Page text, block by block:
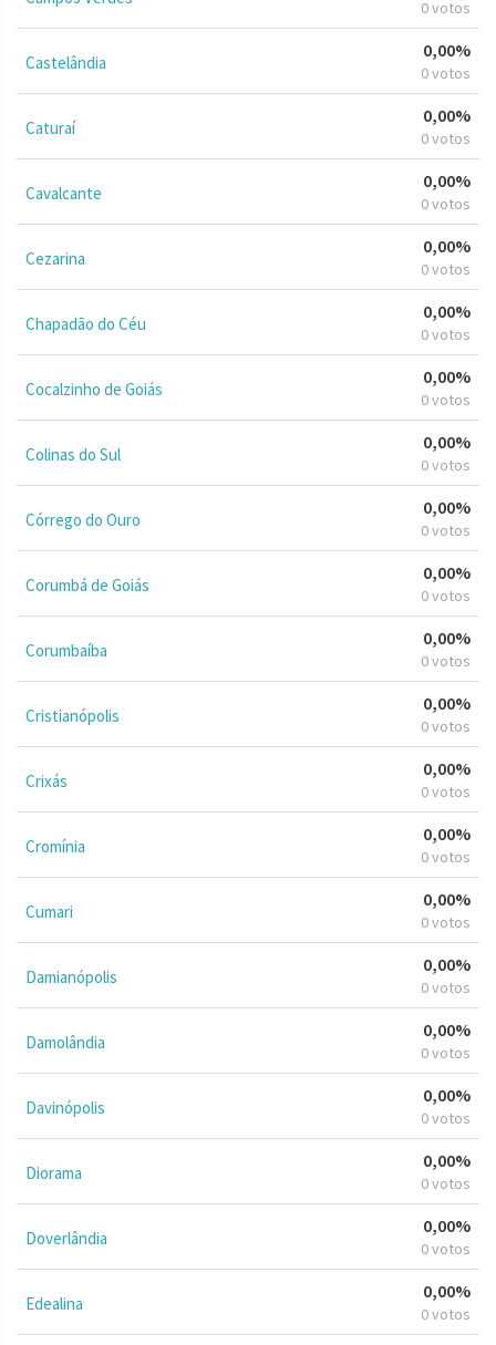
0 votos
Castelândia
0,00%
0 votos
Caturaí
0,00%
0 votos
Cavalcante
0,00%
0 votos
Cezarina
0,00%
0 votos
Chapadão do Céu
0,00%
0 votos
Cocalzinho de Goiás
0,00%
0 votos
Colinas do Sul
0,00%
0 votos
Córrego do Ouro
0,00%
0 votos
Corumbá de Goiás
0,00%
0 votos
Corumbaíba
0,00%
0 votos
Cristianópolis
0,00%
0 votos
Crixás
0,00%
0 votos
Cromínia
0,00%
0 votos
Cumari
0,00%
0 votos
Damianópolis
0,00%
0 votos
Damolândia
0,00%
0 votos
Davinópolis
0,00%
0 votos
Diorama
0,00%
0 votos
Doverlândia
0,00%
0 votos
Edealina
0,00%
0 votos